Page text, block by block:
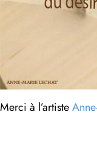
Merci à l’artiste